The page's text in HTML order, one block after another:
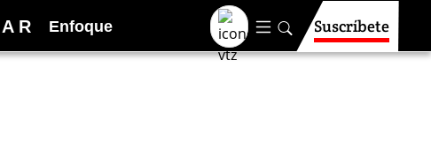
A R Enfoque Suscríbete